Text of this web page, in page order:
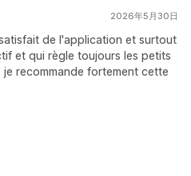
2026年5月30日
de l'application et surtout
et qui règle toujours les petits
recommande fortement cette